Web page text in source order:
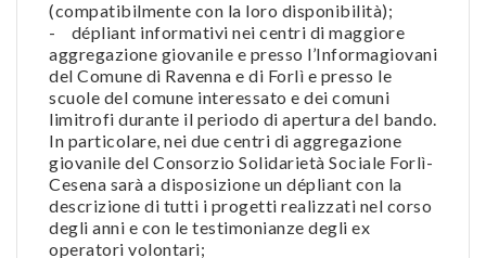
(compatibilmente con la loro disponibilità);
- dépliant informativi nei centri di maggiore
aggregazione giovanile e presso l’Informagiovani
del Comune di Ravenna e di Forlì e presso le
scuole del comune interessato e dei comuni
limitrofi durante il periodo di apertura del bando.
In particolare, nei due centri di aggregazione
giovanile del Consorzio Solidarietà Sociale Forlì-
Cesena sarà a disposizione un dépliant con la
descrizione di tutti i progetti realizzati nel corso
degli anni e con le testimonianze degli ex
operatori volontari;